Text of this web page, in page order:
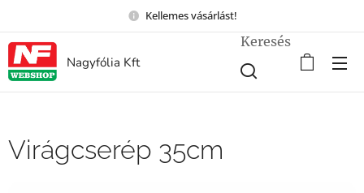
Kellemes vásárlást!
Nagyfólia Kft
Keresés
Virágcserép 35cm